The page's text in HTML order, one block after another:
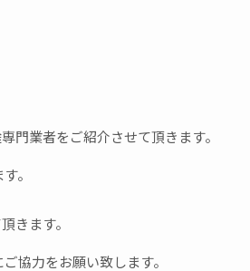
業者をご紹介させて頂きます。
。
きます。
協力をお願い致します。